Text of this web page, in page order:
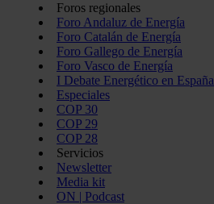
Foros regionales
Foro Andaluz de Energía
Foro Catalán de Energía
Foro Gallego de Energía
Foro Vasco de Energía
I Debate Energético en España
Especiales
COP 30
COP 29
COP 28
Servicios
Newsletter
Media kit
ON | Podcast